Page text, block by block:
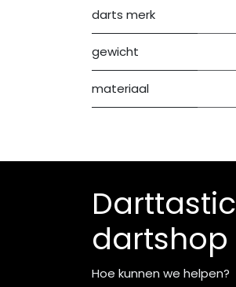
darts merk
gewicht
materiaal
Darttastic
dartshop
Hoe kunnen we helpen?